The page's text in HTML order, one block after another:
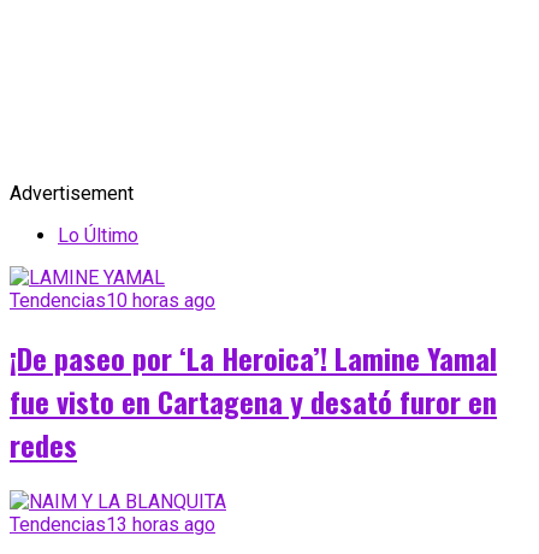
Advertisement
Lo Último
Tendencias10 horas ago
¡De paseo por ‘La Heroica’! Lamine Yamal
fue visto en Cartagena y desató furor en
redes
Tendencias13 horas ago